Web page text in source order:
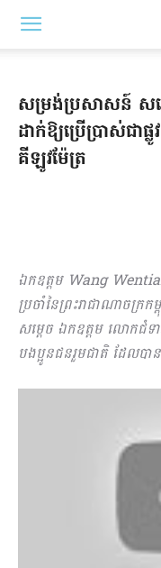
សម្រង់ប្រសាសន៍ ស
ដាក់ឱ្យប្រើប្រាស់ជាផ្
គីឡូវម៉ែត្រ
ឯកឧត្ដម Wang
ប្រចាំនៃព្រះរាជាណាចក្រកម្
សម្ដេច ឯកឧត្ដម លោក
បងប្អូនជនរួមជាតិ ដែលប